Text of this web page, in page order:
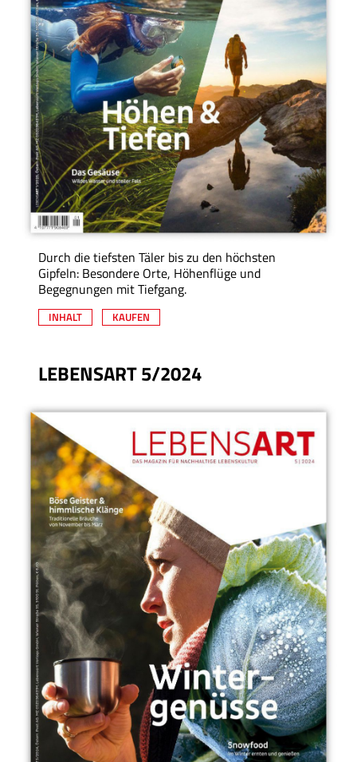
Durch die tiefsten Täler bis zu den höchsten
Gipfeln: Besondere Orte, Höhenflüge und
Begegnungen mit Tiefgang.
INHALT KAUFEN
LEBENSART 5/2024